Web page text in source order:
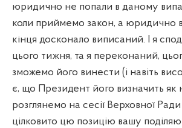
юридично не попали в даному
коли приймемо закон, а юридично
кінця досконало виписаний. І я
цього тижня, та я переконаний,
зможемо його винести (і навіть
є, що Президент його визначить як
розглянемо на сесії Верховної Ради
цілковито цю позицію вашу поділяю